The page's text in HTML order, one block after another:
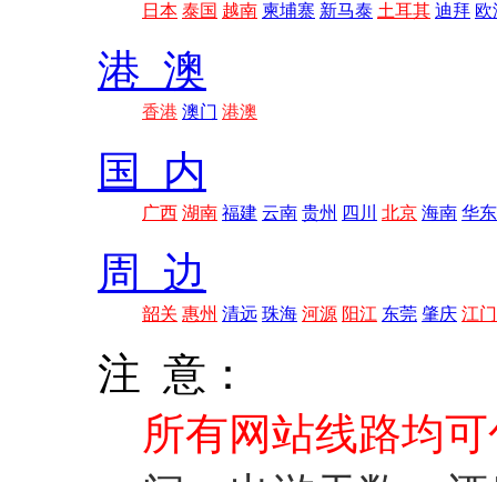
日本 泰国 越南 柬埔寨 新马泰 土耳其 迪拜 欧
港 澳
香港 澳门 港澳
国 内
广西 湖南 福建 云南 贵州 四川 北京 海南 华东
周 边
韶关 惠州 清远 珠海 河源 阳江 东莞 肇庆 江门
注 意：
所有网站线路均